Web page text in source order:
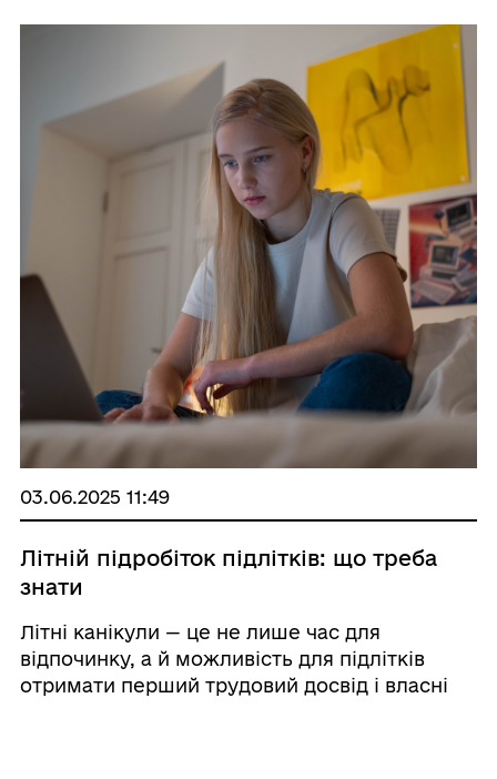
03.06.2025 11:49
Літній підробіток підлітків: що треба
знати
Літні канікули — це не лише час для
відпочинку, а й можливість для підлітків
отримати перший трудовий досвід і власні